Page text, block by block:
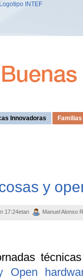
Innovadoras
y
17:24etan Manuel Alonso
Open